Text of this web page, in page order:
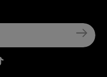
Hong Kong
Youtube
Belkin TikTok